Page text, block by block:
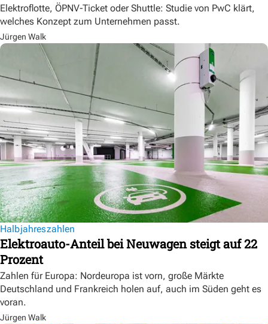
Elektroflotte, ÖPNV-Ticket oder Shuttle: Studie von PwC klärt,
welches Konzept zum Unternehmen passt.
Jürgen Walk
Halbjahreszahlen
Elektroauto-Anteil bei Neuwagen steigt auf 22
Prozent
Zahlen für Europa: Nordeuropa ist vorn, große Märkte
Deutschland und Frankreich holen auf, auch im Süden geht es
voran.
Jürgen Walk